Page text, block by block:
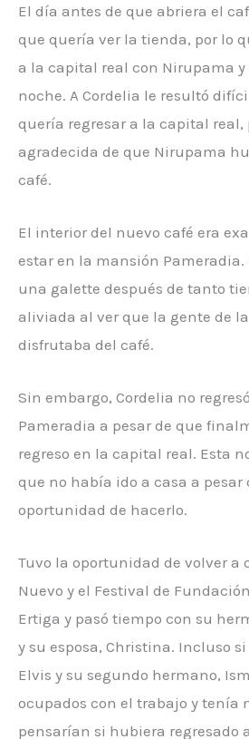
El día antes de que abriera el
que quería ver la tienda, por lo
a la capital real con Nirupama y
noche. A Cordelia le resultó
quería regresar a la capital real,
agradecida de que Nirupama
café.
El interior del nuevo café era
estar en la mansión Pameradia.
una galette después de tanto
aliviada al ver que la gente de
disfrutaba del café.
Sin embargo, Cordelia no
Pameradia a pesar de que
regreso en la capital real. Esta
que no había ido a casa a pesar
oportunidad de hacerlo.
Tuvo la oportunidad de volver a
Nuevo y el Festival de
Ertiga y pasó tiempo con su
y su esposa, Christina. Incluso
Elvis y su segundo hermano,
ocupados con el trabajo y tenía
pensarían si hubiera regresado